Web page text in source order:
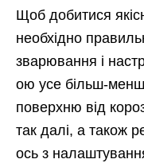
Щоб добитися
необхідно
зварювання і
ою усе більш-
поверхню від
так далі, а також
ось з